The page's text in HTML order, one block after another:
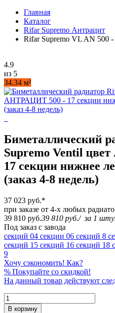
Главная
Каталог
Rifar Supremo Антрацит
Rifar Supremo VL AN 500 -
4.9
из 5
34.34 м²
Биметаллический
Supremo Ventil
17 секции нижнее
(заказ 4-8 недель)
37 023 руб.*
при заказе от 4-х любых
39 810 руб.39 810 руб./за 1
Под заказ с завода
секций 04 секции 06 секций 8
секций 15 секций 16 секций 18
9
Хочу сэкономить! Как?
% Покупайте со скидкой!
На данный товар действуют
В корзину